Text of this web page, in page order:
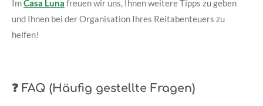
ImCasa Luna freuen wir uns, Ihnen weitere Tipps zu geben
und Ihnen bei der Organisation Ihres Reitabenteuers zu
helfen!
❓ FAQ (Häufig gestellte Fragen)